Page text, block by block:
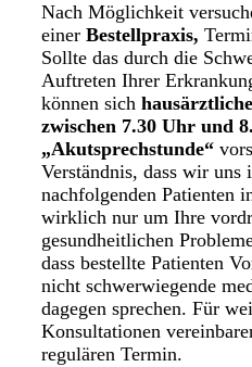
Nach Möglichkeit
einer Bestellpraxis,
Sollte das durch die
Auftreten Ihrer
können sich
zwischen 7.30 Uhr und
„Akutsprechstunde“
Verständnis, dass wir uns
nachfolgenden Patienten
wirklich nur um Ihre
gesundheitlichen
dass bestellte Patienten
nicht schwerwiegende
dagegen sprechen. Für
Konsultationen
regulären Termin.